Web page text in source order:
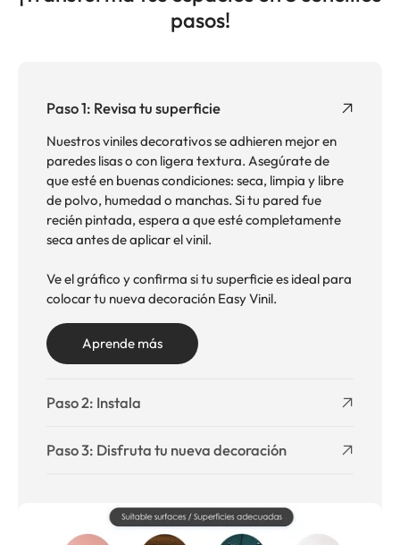
pasos!
Paso 1: Revisa tu superficie
Nuestros viniles decorativos se adhieren mejor en
paredes lisas o con ligera textura. Asegúrate de
que esté en buenas condiciones: seca, limpia y libre
de polvo, humedad o manchas. Si tu pared fue
recién pintada, espera a que esté completamente
seca antes de aplicar el vinil.
Ve el gráfico y confirma si tu superficie es ideal para
colocar tu nueva decoración Easy Vinil.
Aprende más
Paso 2: Instala
Paso 3: Disfruta tu nueva decoración